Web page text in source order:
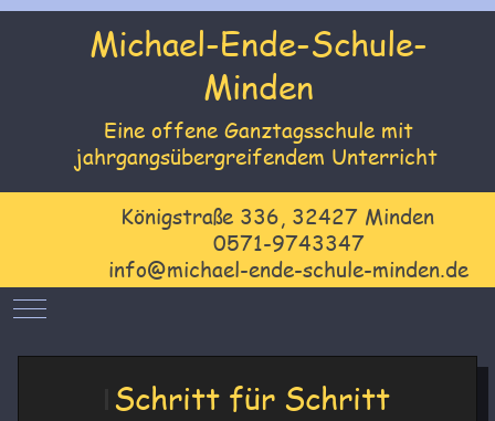
Michael-Ende-Schule-
Minden
Eine offene Ganztagsschule mit
jahrgangsübergreifendem Unterricht
Königstraße 336, 32427 Minden
0571-9743347
info@michael-ende-schule-minden.de
Mobile Menu Toggle
Schritt für Schritt